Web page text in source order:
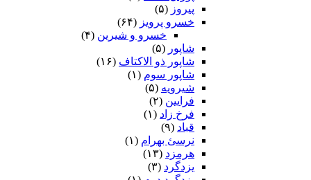
پیروز (۵)
خسرو پرویز (۶۴)
خسرو و شیرین (۴)
شاپور (۵)
شاپور ذو الاکتاف (۱۶)
شاپور سوم‏ (۱)
شیرویه (۵)
فرایین (۲)
فرخ زاد (۱)
قباد (۹)
نرسئ بهرام‏ (۱)
هرمزد (۱۳)
یزدگرد (۳)